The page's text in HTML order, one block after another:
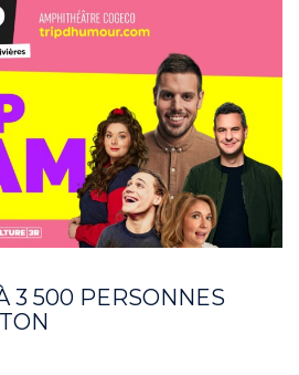
3 500 PERSONNES